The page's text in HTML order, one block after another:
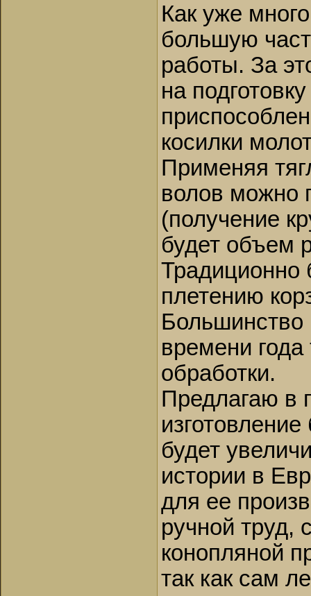
Как уже
большую
работы. За
на
косилки
Применяя
волов можно
(получение
будет объем
Традиционно
плетению
Большинство
времени года
обработки.
Предлагаю в
будет
истории в
для ее
ручной труд,
конопляной
так как сам